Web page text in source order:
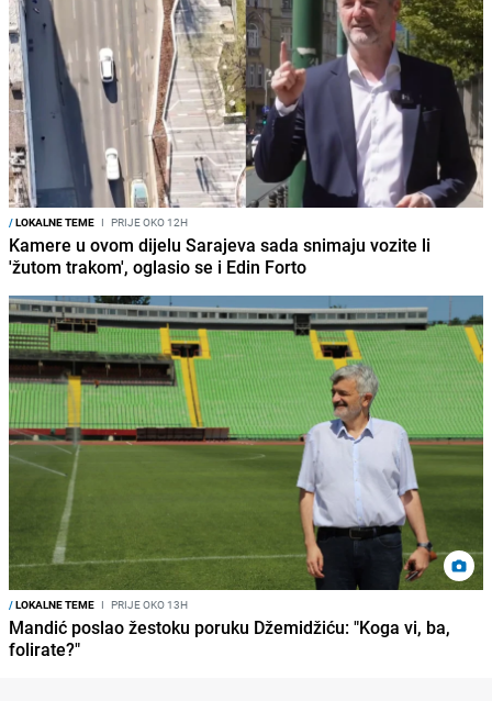
/LOKALNE TEME I PRIJE OKO 12H
Kamere u ovom dijelu Sarajeva sada snimaju vozite li
'žutom trakom', oglasio se i Edin Forto
/LOKALNE TEME I PRIJE OKO 13H
Mandić poslao žestoku poruku Džemidžiću: "Koga vi, ba,
folirate?"